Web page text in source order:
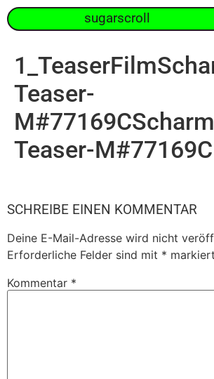
sugarscroll
Teaser-
Teaser-M#77169C
SCHREIBE EINEN KOMMENTAR
Deine E-Mail-Adresse wird nicht
Erforderliche Felder sind mit * markiert
Kommentar *